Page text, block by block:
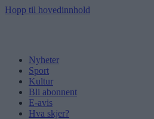
Hopp til hovedinnhold
Nyheter
Sport
Kultur
Bli abonnent
E-avis
Hva skjer?